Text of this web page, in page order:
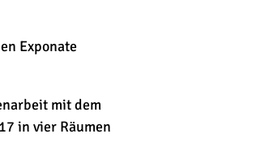
Exponate
mit dem
in vier Räumen